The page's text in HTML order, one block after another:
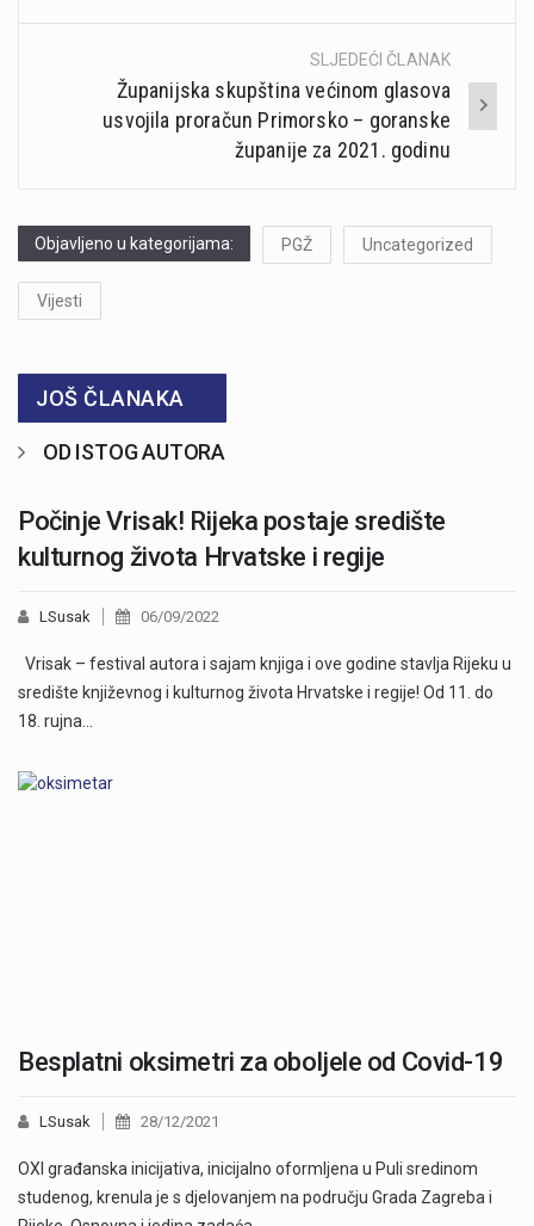
SLJEDEĆI ČLANAK
Županijska skupština većinom glasova
usvojila proračun Primorsko – goranske
županije za 2021. godinu
Objavljeno u kategorijama: PGŽ Uncategorized
Vijesti
JOŠ ČLANAKA
OD ISTOG AUTORA
Počinje Vrisak! Rijeka postaje središte
kulturnog života Hrvatske i regije
LSusak 06/09/2022
Vrisak – festival autora i sajam knjiga i ove godine stavlja Rijeku u
središte književnog i kulturnog života Hrvatske i regije! Od 11. do
18. rujna…
Besplatni oksimetri za oboljele od Covid-19
LSusak 28/12/2021
OXI građanska inicijativa, inicijalno oformljena u Puli sredinom
studenog, krenula je s djelovanjem na području Grada Zagreba i